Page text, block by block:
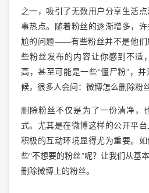
之一，吸引了无数用户分享生活
事热点。随着粉丝的逐渐增多，
尬的问题——有些粉丝并不是他们
些粉丝发布的内容让你感到不适
高，甚至可能是一些“僵尸粉”，
候，很多人会问：微博怎么删除粉丝
删除粉丝不仅是为了一份清净，
式。尤其是在微博这样的公开平台
积极的互动环境显得尤为重要。
些“不想要的粉丝”呢？让我们从基
删除微博上的粉丝。